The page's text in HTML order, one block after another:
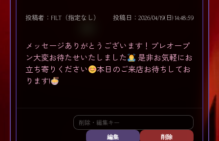
投稿者：FILT（指定なし） 投稿日：2026/04/19(日) 14:48:59
メッセージありがとうございます！プレオープ
ン大変お待たせいたしました
是非お気軽にお
立ち寄りください
本日のご来店お待ちしてお
ります!
編集 削除